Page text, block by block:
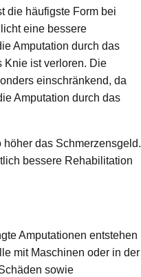
die häufigste Form bei
eine bessere
Amputation durch das
Knie ist verloren. Die
einschränkend, da
Amputation durch das
das Schmerzensgeld.
bessere Rehabilitation
Amputationen entstehen
mit Maschinen oder in der
sowie